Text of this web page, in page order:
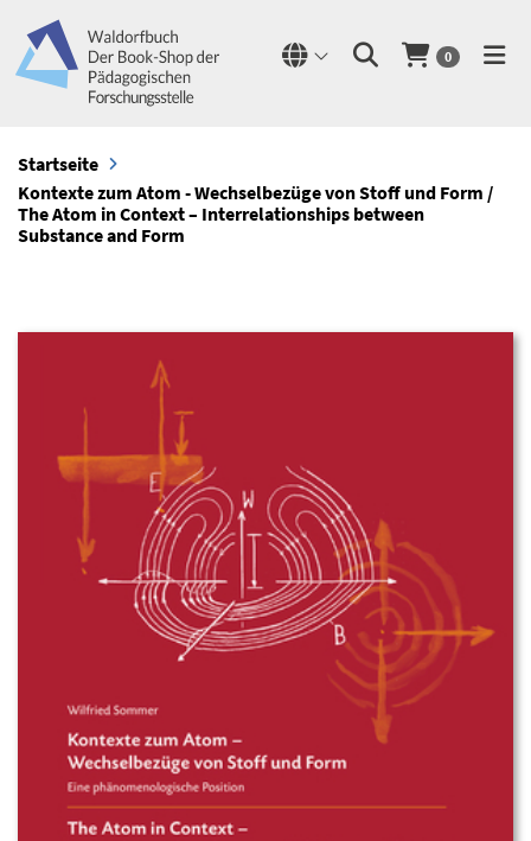
0
Startseite
Kontexte zum Atom - Wechselbezüge von Stoff und Form /
The Atom in Context – Interrelationships between
Substance and Form